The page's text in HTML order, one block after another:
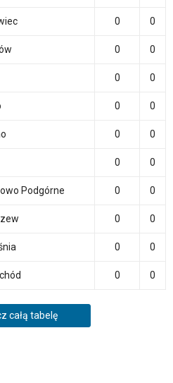
0 0
0 0
0 0
0 0
0 0
0 0
Podgórne 0 0
0 0
0 0
0 0
całą tabelę